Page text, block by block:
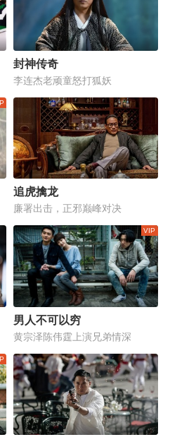
封神传奇
李连杰老顽童怒打狐妖
追虎擒龙
廉署出击，正邪巅峰对决
男人不可以穷
黄宗泽陈伟霆上演兄弟情深